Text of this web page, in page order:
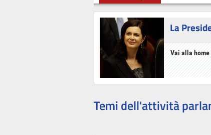
La
Vai alla
Temi dell'attività